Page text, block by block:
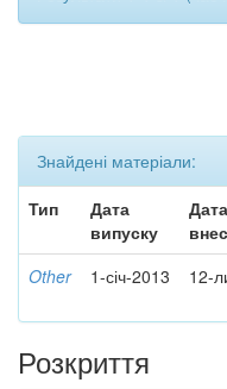
Знайдені матеріали:
Тип
Дата
випуску
Дата
Other 1-січ-2013 12-
Розкриття